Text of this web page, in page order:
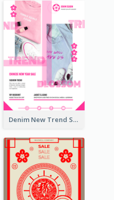
Denim New Trend Sale Poster